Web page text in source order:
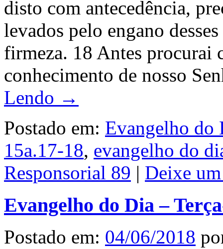
disto com antecedência,
levados pelo engano
firmeza. 18 Antes procurai
conhecimento de nosso
Lendo →
Postado em: Evangelho do
15a.17-18, evangelho do
Responsorial 89 | Deixe
Evangelho do Dia –
Postado em: 04/06/2018